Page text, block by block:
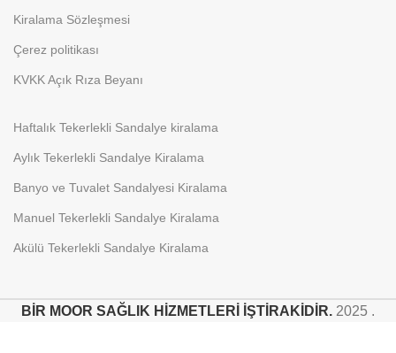
Kiralama Sözleşmesi
Çerez politikası
KVKK Açık Rıza Beyanı
Haftalık Tekerlekli Sandalye kiralama
Aylık Tekerlekli Sandalye Kiralama
Banyo ve Tuvalet Sandalyesi Kiralama
Manuel Tekerlekli Sandalye Kiralama
Akülü Tekerlekli Sandalye Kiralama
BİR MOOR SAĞLIK HİZMETLERİ İŞTİRAKİDİR. 2025 .